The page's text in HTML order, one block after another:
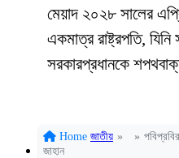
মেয়াদ ২০২৮ সালের
একমাত্র রাষ্ট্রপতি,
সরকারপ্রধানকে
Home জাতীয় » »
জাহান